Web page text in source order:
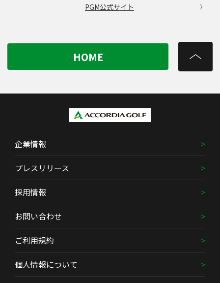
PGM公式サイト
HOME
企業情報
プレスリリース
採用情報
お問い合わせ
ご利用規約
個人情報について